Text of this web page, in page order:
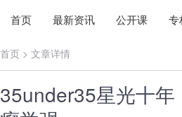
首页 最新资讯 公开课 专
首页 > 文章详情
35under35星光十